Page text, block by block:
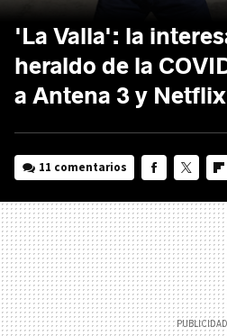
'La Valla': la
heraldo de la
a Antena 3 y Netflix
11 comentarios